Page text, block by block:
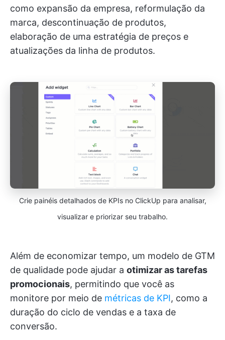
como expansão da empresa, reformulação da
marca, descontinuação de produtos,
elaboração de uma estratégia de preços e
atualizações da linha de produtos.
Crie painéis detalhados de KPIs no ClickUp para analisar,
visualizar e priorizar seu trabalho.
Além de economizar tempo, um modelo de GTM
de qualidade pode ajudar a otimizar as tarefas
promocionais, permitindo que você as
monitore por meio de métricas de KPI, como a
duração do ciclo de vendas e a taxa de
conversão.